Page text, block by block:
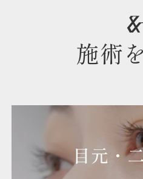
施術